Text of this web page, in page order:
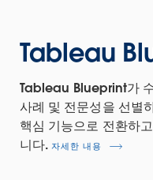
Tableau
Tableau Blueprint가
사례 및 전문성을 선별
핵심 기능으로 전환하
니다.자세한 내용